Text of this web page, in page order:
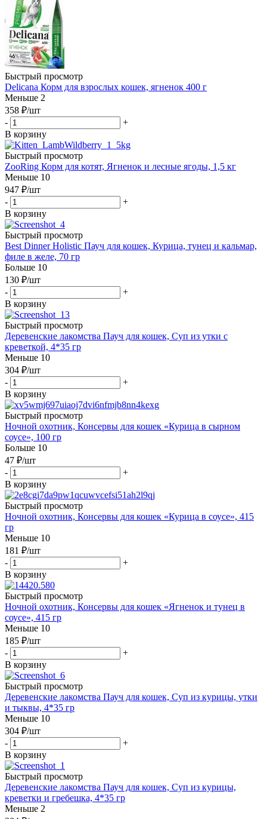
Быстрый просмотр
Delicana Корм для взрослых кошек, ягненок 400 г
Меньше 2
358 ₽/шт
-
+
В корзину
Быстрый просмотр
ZooRing Корм для котят, Ягненок и лесные ягоды, 1,5 кг
Меньше 10
947 ₽/шт
-
+
В корзину
Быстрый просмотр
Best Dinner Holistic Пауч для кошек, Курица, тунец и кальмар,
филе в желе, 70 гр
Больше 10
130 ₽/шт
-
+
В корзину
Быстрый просмотр
Деревенские лакомства Пауч для кошек, Суп из утки с
креветкой, 4*35 гр
Меньше 10
304 ₽/шт
-
+
В корзину
Быстрый просмотр
Ночной охотник, Консервы для кошек «Курица в сырном
соусе», 100 гр
Больше 10
47 ₽/шт
-
+
В корзину
Быстрый просмотр
Ночной охотник, Консервы для кошек «Курица в соусе», 415
гр
Меньше 10
181 ₽/шт
-
+
В корзину
Быстрый просмотр
Ночной охотник, Консервы для кошек «Ягненок и тунец в
соусе», 415 гр
Меньше 10
185 ₽/шт
-
+
В корзину
Быстрый просмотр
Деревенские лакомства Пауч для кошек, Суп из курицы, утки
и тыквы, 4*35 гр
Меньше 10
304 ₽/шт
-
+
В корзину
Быстрый просмотр
Деревенские лакомства Пауч для кошек, Суп из курицы,
креветки и гребешка, 4*35 гр
Меньше 2